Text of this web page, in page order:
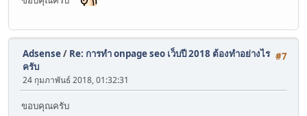
#7
Adsense/ Re: การทำ onpage seo เว็บปี 2018 ต้องทำอย่างไร
ครับ
24 กุมภาพันธ์ 2018, 01:32:31
ขอบคุณครับ